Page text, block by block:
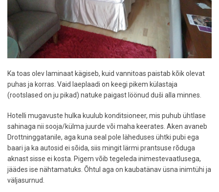
Ka toas olev laminaat kägiseb, kuid vannitoas paistab kõik olevat
puhas ja korras. Vaid laeplaadi on keegi pikem külastaja
(rootslased on ju pikad) natuke paigast löönud duši alla minnes.
Hotelli mugavuste hulka kuulub konditsioneer, mis puhub ühtlase
sahinaga nii sooja/külma juurde või maha keerates. Aken avaneb
Drottninggatanile, aga kuna seal pole läheduses ühtki pubi ega
baari ja ka autosid ei sõida, siis mingit lärmi prantsuse rõduga
aknast sisse ei kosta. Pigem võib tegeleda inimestevaatlusega,
jäädes ise nähtamatuks. Õhtul aga on kaubatänav üsna inimtühi ja
väljasurnud.